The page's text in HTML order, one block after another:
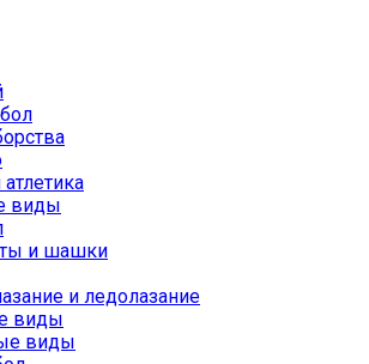
виды
и шашки
и ледолазание
виды
виды